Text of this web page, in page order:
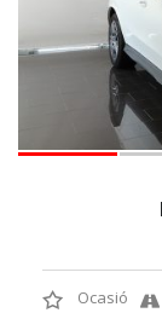
Ocasió